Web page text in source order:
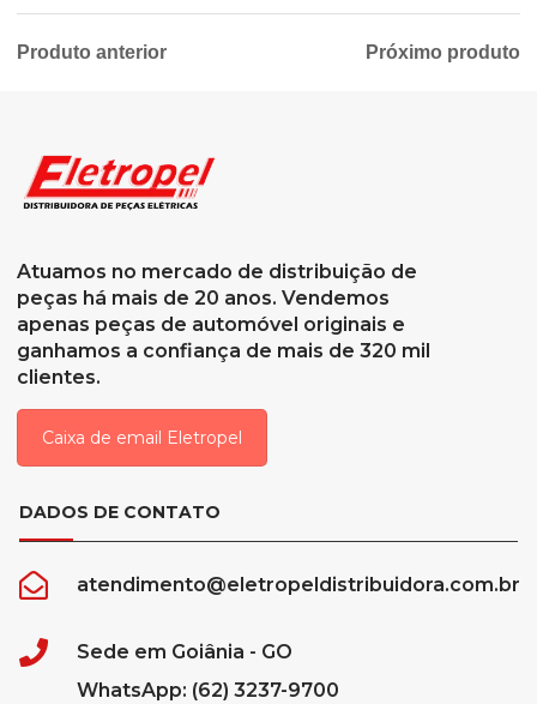
Produto anterior Próximo produto
Atuamos no mercado de distribuição de
peças há mais de 20 anos. Vendemos
apenas peças de automóvel originais e
ganhamos a confiança de mais de 320 mil
clientes.
Caixa de email Eletropel
DADOS DE CONTATO
atendimento@eletropeldistribuidora.com.br
Sede em Goiânia - GO
WhatsApp: (62) 3237-9700